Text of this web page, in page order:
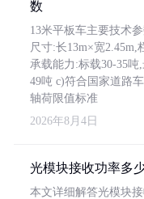
数
13米平板车主要技术
尺寸:长13m×宽2.45m,
承载能力:标载30-35吨
49吨 c)符合国家道路
轴荷限值标准
2026年8月4日
光模块接收功率多
本文详细解答光模块